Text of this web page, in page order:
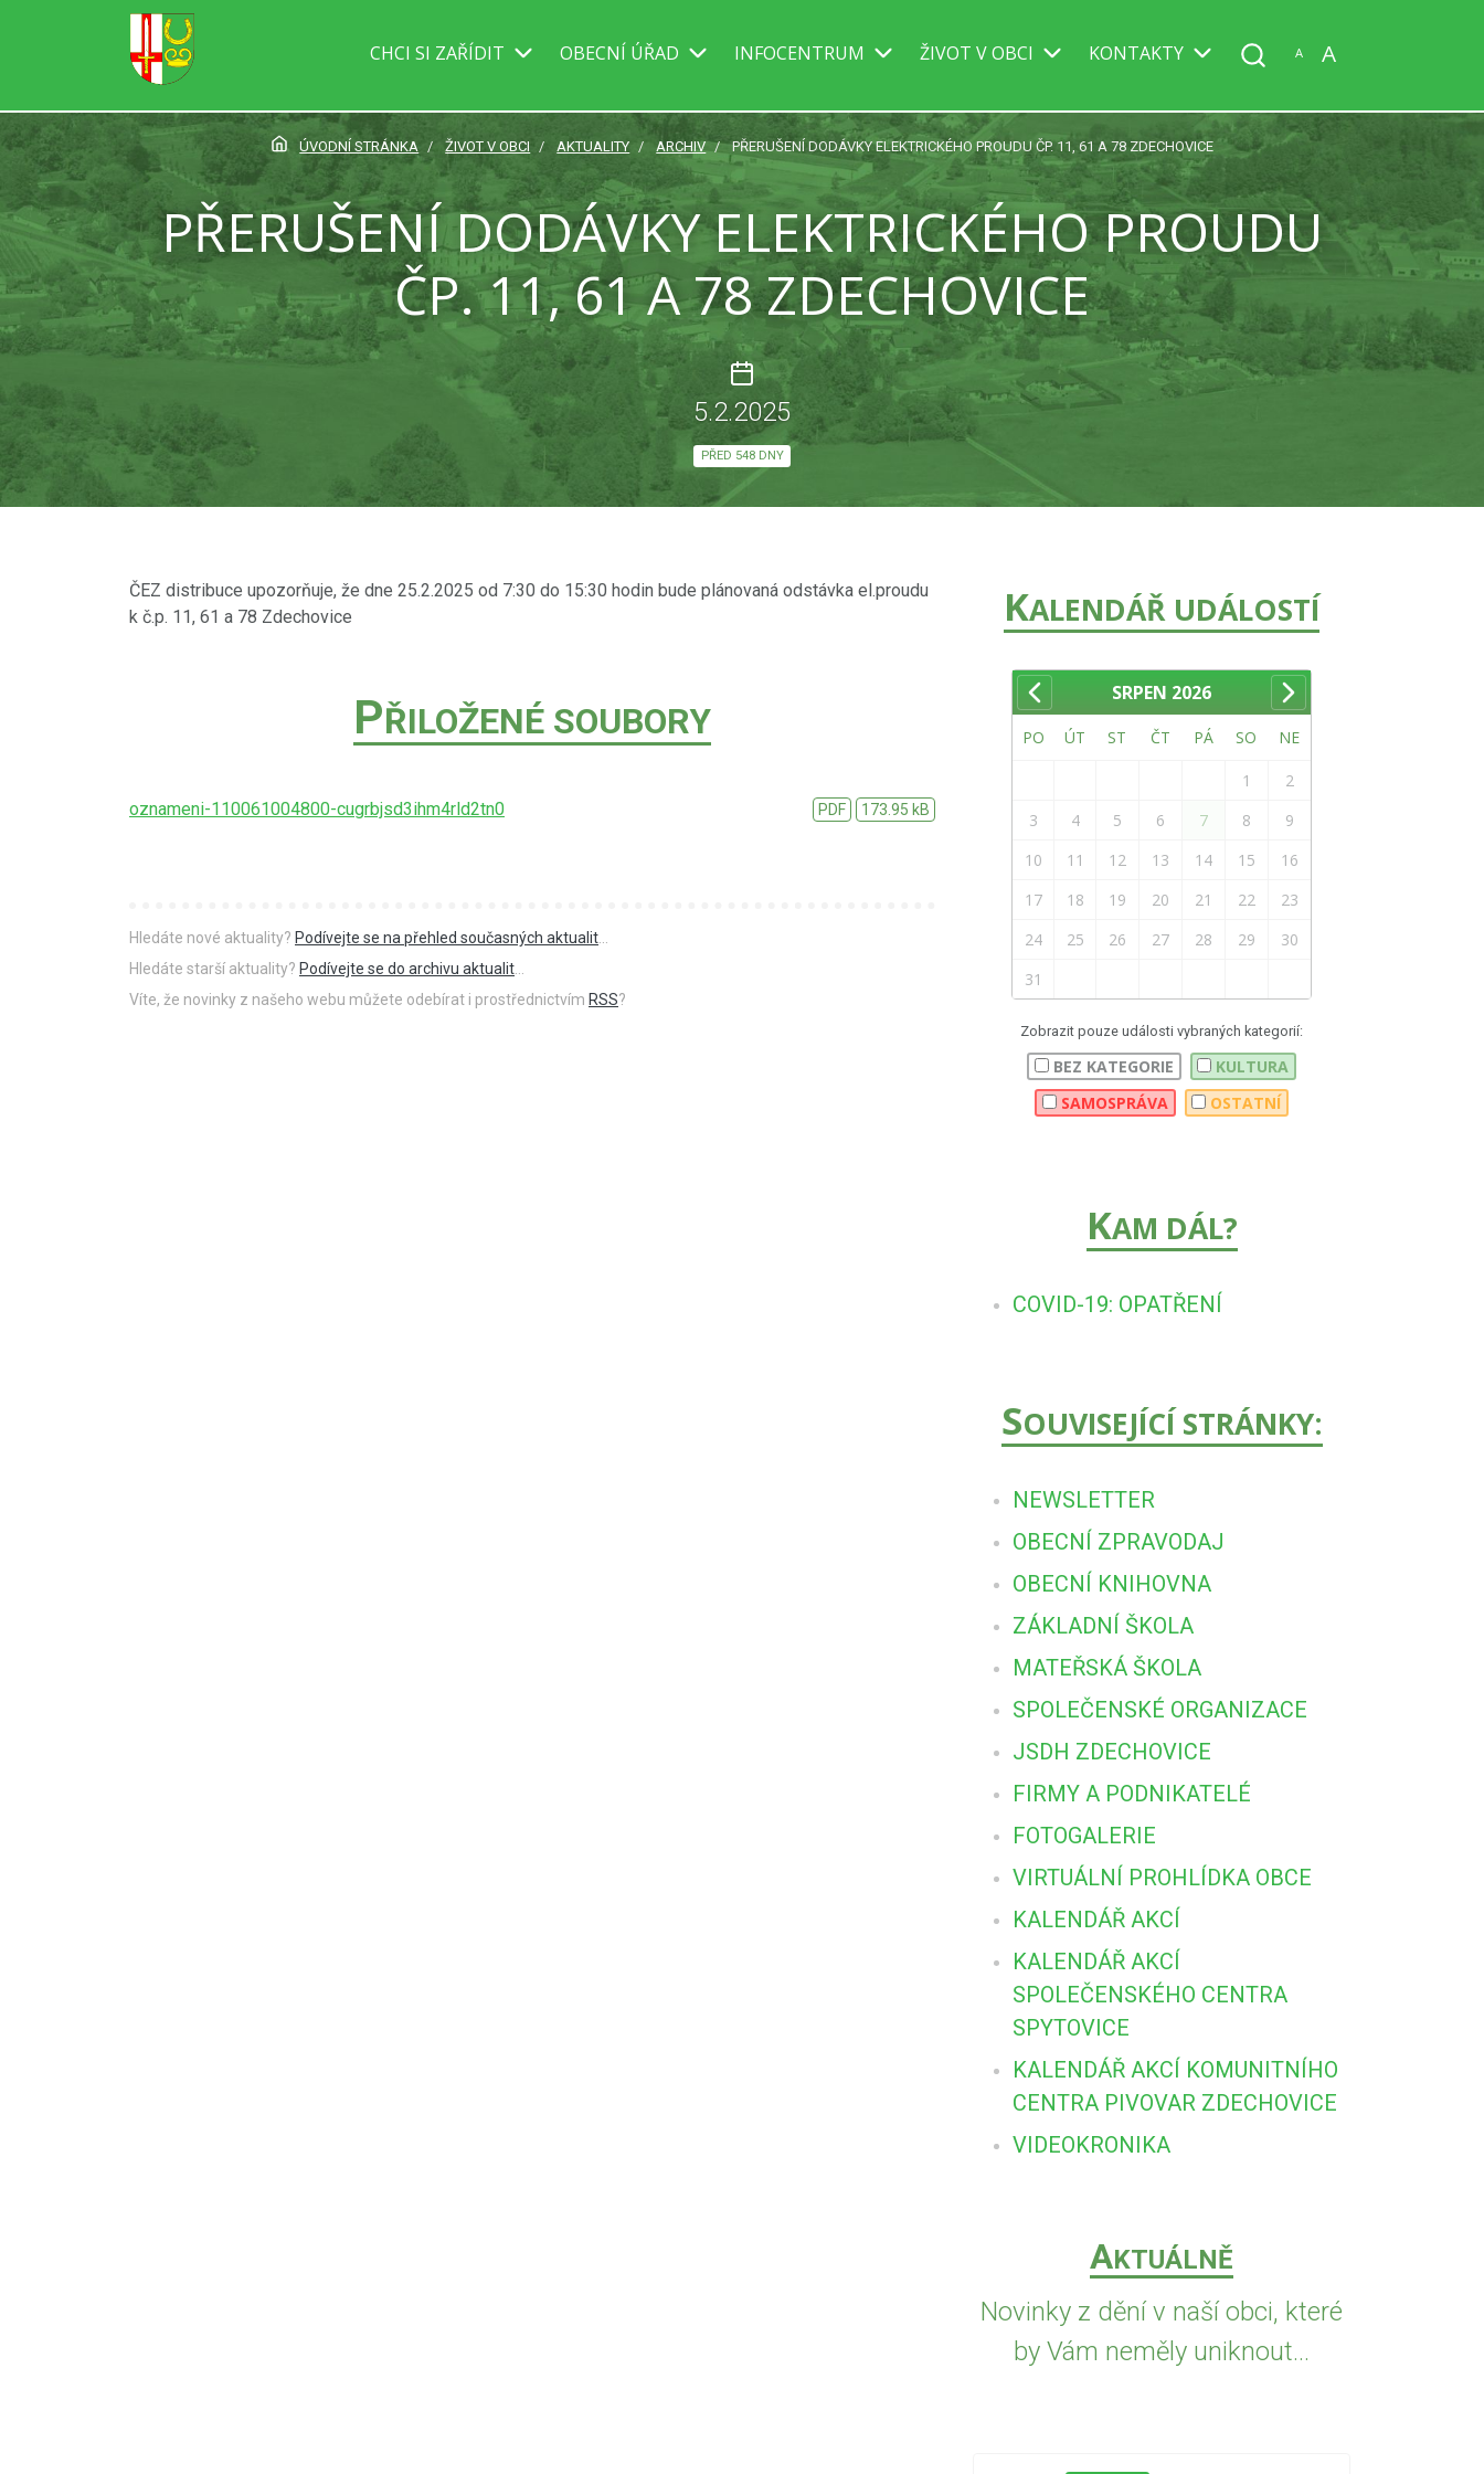
CHCI SI ZAŘÍDIT OBECNÍ ÚŘAD INFOCENTRUM ŽIVOT V OBCI KONTAKTY A A
ÚVODNÍ STRÁNKA ŽIVOT V OBCI AKTUALITY ARCHIV PŘERUŠENÍ DODÁVKY ELEKTRICKÉHO PROUDU ČP. 11, 61 A 78 ZDECHOVICE
PŘERUŠENÍ DODÁVKY ELEKTRICKÉHO PROUDU
ČP. 11, 61 A 78 ZDECHOVICE
5.2.2025
PŘED 548 DNY
ČEZ distribuce upozorňuje, že dne 25.2.2025 od 7:30 do 15:30 hodin bude plánovaná odstávka el.proudu
k č.p. 11, 61 a 78 Zdechovice
PŘILOŽENÉ SOUBORY
oznameni-110061004800-cugrbjsd3ihm4rld2tn0 PDF 173.95 kB
Hledáte nové aktuality? Podívejte se na přehled současných aktualit
Hledáte starší aktuality? Podívejte se do archivu aktualit
Víte, že novinky z našeho webu můžete odebírat i prostřednictvím RSS?
KALENDÁŘ UDÁLOSTÍ
SRPEN 2026
PO ÚT ST ČT PÁ SO NE
1
2
3
4 5 6 7 8
9
10
11 12 13 14 15
16
17
18 19 20 21 22
23
24
25 26 27 28 29
30
31
Zobrazit pouze události vybraných kategorií:
BEZ KATEGORIE
KULTURA
SAMOSPRÁVA
OSTATNÍ
KAM DÁL?
COVID-19: OPATŘENÍ
SOUVISEJÍCÍ STRÁNKY:
NEWSLETTER
OBECNÍ ZPRAVODAJ
OBECNÍ KNIHOVNA
ZÁKLADNÍ ŠKOLA
MATEŘSKÁ ŠKOLA
SPOLEČENSKÉ ORGANIZACE
JSDH ZDECHOVICE
FIRMY A PODNIKATELÉ
FOTOGALERIE
VIRTUÁLNÍ PROHLÍDKA OBCE
KALENDÁŘ AKCÍ
KALENDÁŘ AKCÍ
SPOLEČENSKÉHO CENTRA
SPYTOVICE
KALENDÁŘ AKCÍ KOMUNITNÍHO
CENTRA PIVOVAR ZDECHOVICE
VIDEOKRONIKA
AKTUÁLNĚ
Novinky z dění v naší obci, které
by Vám neměly uniknout...